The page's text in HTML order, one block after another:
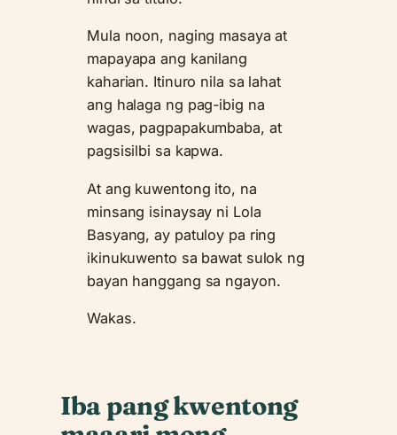
Mula noon, naging masaya at
mapayapa ang kanilang
kaharian. Itinuro nila sa lahat
ang halaga ng pag-ibig na
wagas, pagpapakumbaba, at
pagsisilbi sa kapwa.
At ang kuwentong ito, na
minsang isinaysay ni Lola
Basyang, ay patuloy pa ring
ikinukuwento sa bawat sulok ng
bayan hanggang sa ngayon.
Wakas.
Iba pang kwentong